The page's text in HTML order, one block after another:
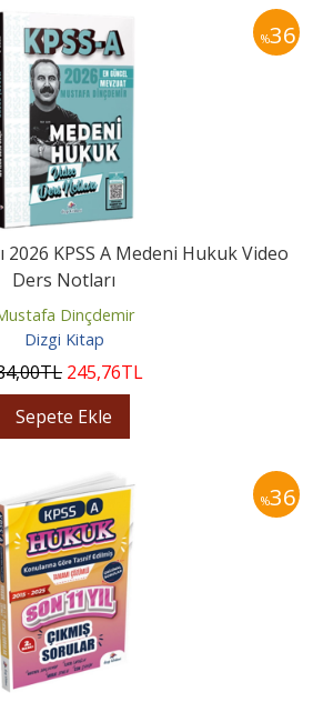
%36
2026 KPSS A Medeni Hukuk Video
Ders Notları
Dinçdemir
Dizgi Kitap
,00TL 245,76TL
Sepete Ekle
%36